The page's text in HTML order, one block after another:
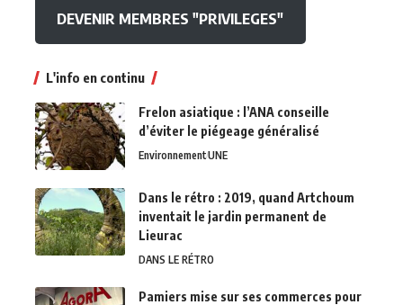
DEVENIR MEMBRES "PRIVILEGES"
L'info en continu
Frelon asiatique : l’ANA conseille
d’éviter le piégeage généralisé
EnvironnementUNE
Dans le rétro : 2019, quand Artchoum
inventait le jardin permanent de
Lieurac
DANS LE RÉTRO
Pamiers mise sur ses commerces pour